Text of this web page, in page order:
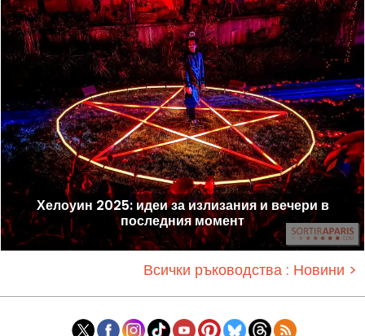
Хелоуин 2025: идеи за излизания и вечери в
последния момент
Всички ръководства : Новини >